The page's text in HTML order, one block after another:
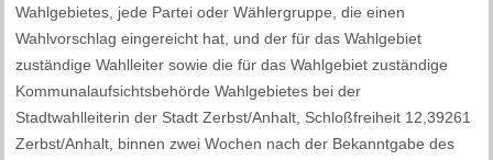
Wahlgebietes, jede Partei oder Wählergruppe, die einen
Wahlvorschlag eingereicht hat, und der für das Wahlgebiet
zuständige Wahlleiter sowie die für das Wahlgebiet zuständige
Kommunalaufsichtsbehörde ​Wahlgebietes bei der
Stadtwahlleiterin der Stadt Zerbst/Anhalt, Schloßfreiheit 12,39261
Zerbst/Anhalt, binnen zwei Wochen nach der Bekanntgabe des